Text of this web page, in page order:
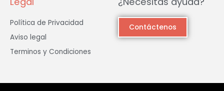
Política de Privacidad
Aviso legal
Terminos y Condiciones
Contáctenos